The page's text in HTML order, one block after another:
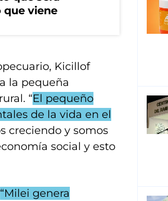
que viene
Kicillof
la pequeña
“El pequeño
de la vida en el
creciendo y somos
social y esto
“Milei genera